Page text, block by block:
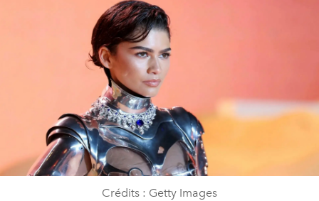
Crédits : Getty Images